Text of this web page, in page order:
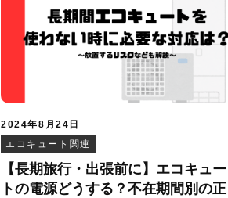
2024年8月24日
エコキュート関連
【長期旅行・出張前に】エコキュー
トの電源どうする？不在期間別の正